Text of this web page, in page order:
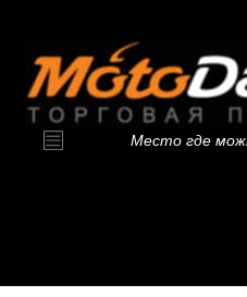
Место где